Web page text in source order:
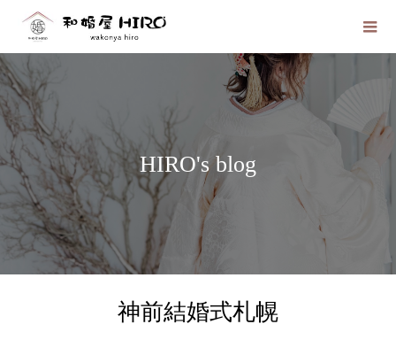
HIRO's blog
神前結婚式札幌